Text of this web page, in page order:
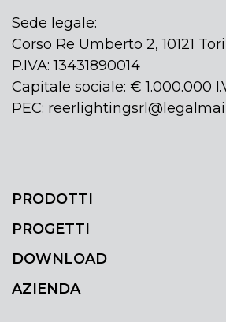
Sede legale:
Corso Re Umberto 2, 10121
P.IVA: 13431890014
Capitale sociale: € 1.000.000
PEC:
PRODOTTI
PROGETTI
DOWNLOAD
AZIENDA